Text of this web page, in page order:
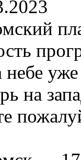
небе
на